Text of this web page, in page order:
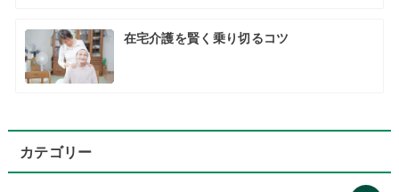
在宅介護を賢く乗り切るコツ
カテゴリー